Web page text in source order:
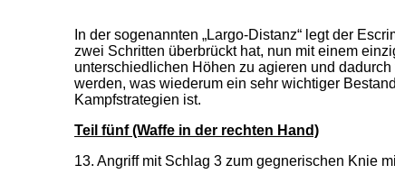
In der sogenannten „Largo-Distanz“ legt der
zwei Schritten überbrückt hat, nun mit einem
unterschiedlichen Höhen zu agieren und
werden, was wiederum ein sehr wichtiger
Kampfstrategien ist.
Teil fünf (Waffe in der rechten Hand)
13. Angriff mit Schlag 3 zum gegnerischen Knie